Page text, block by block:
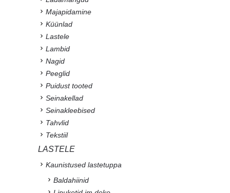
Majapidamine
Küünlad
Lastele
Lambid
Nagid
Peeglid
Puidust tooted
Seinakellad
Seinakleebised
Tahvlid
Tekstiil
LASTELE
Kaunistused lastetuppa
Baldahiinid